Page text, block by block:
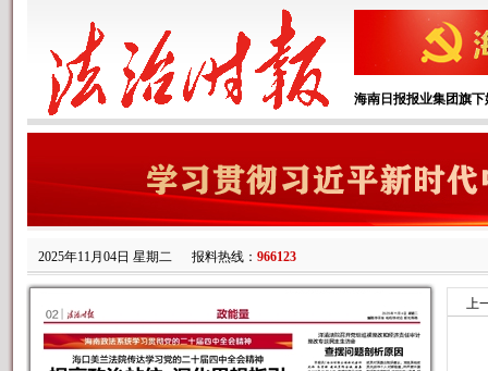
海南日报报业集团旗下
2025年11月04日 星期二 报料热线： 966123
上